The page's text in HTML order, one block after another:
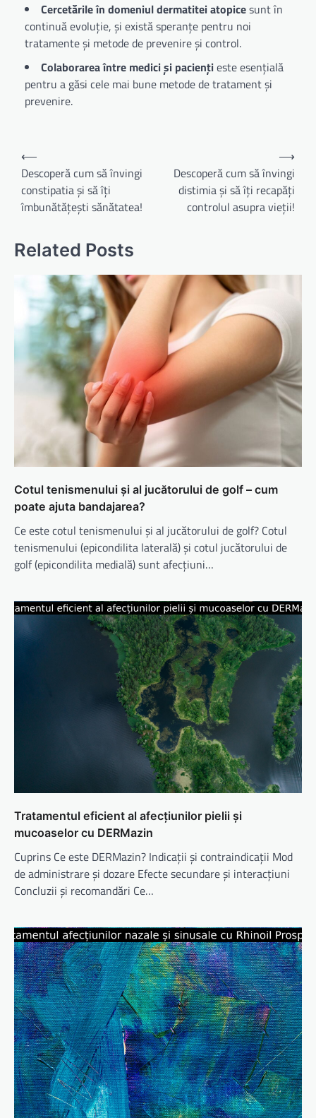
Cercetările în domeniul dermatitei atopicesunt în
continuă evoluție, și există speranțe pentru noi
tratamente și metode de prevenire și control.
Colaborarea între medici și paciențieste esențială
pentru a găsi cele mai bune metode de tratament și
prevenire.
Navigare
în
articole
⟵
Descoperă cum să învingi
constipatia și să îți
îmbunătățești sănătatea!
Descoperă cum să învingi
distimia și să îți recapăți
controlul asupra vieții!
⟶
Related Posts
Cotul tenismenului și al jucătorului de golf – cum
poate ajuta bandajarea?
Ce este cotul tenismenului și al jucătorului de golf? Cotul
tenismenului (epicondilita laterală) și cotul jucătorului de
golf (epicondilita medială) sunt afecțiuni…
Tratamentul eficient al afecțiunilor pielii și
mucoaselor cu DERMazin
Cuprins Ce este DERMazin? Indicații și contraindicații Mod
de administrare și dozare Efecte secundare și interacțiuni
Concluzii și recomandări Ce…